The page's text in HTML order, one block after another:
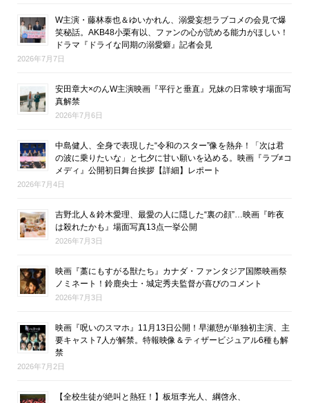
W主演・藤林泰也＆ゆいかれん、溺愛妄想ラブコメの会見で爆
笑秘話。AKB48小栗有以、ファンの心が読める能力がほしい！
ドラマ『ドライな同期の溺愛癖』記者会見
2026年7月7日
安田章大×のんW主演映画『平行と垂直』兄妹の日常映す場面写
真解禁
2026年7月6日
中島健人、全身で表現した“令和のスター”像を熱弁！「次は君
の波に乗りたいな」と七夕に甘い願いを込める。映画『ラブ≠コ
メディ』公開初日舞台挨拶【詳細】レポート
2026年7月4日
吉野北人＆鈴木愛理、最愛の人に隠した“裏の顔”…映画『昨夜
は殺れたかも』場面写真13点一挙公開
2026年7月3日
映画『藁にもすがる獣たち』カナダ・ファンタジア国際映画祭
ノミネート！鈴鹿央士・城定秀夫監督が喜びのコメント
2026年7月3日
映画『呪いのスマホ』11月13日公開！早瀬憩が単独初主演、主
要キャスト7人が解禁。特報映像＆ティザービジュアル6種も解
禁
2026年7月2日
【全校生徒が絶叫と熱狂！】板垣李光人、綱啓永、